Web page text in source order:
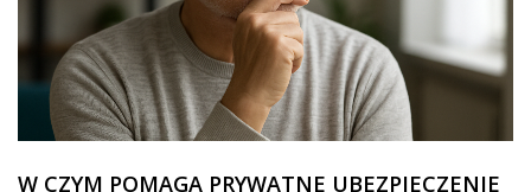
W CZYM POMAGA PRYWATNE UBEZPIECZENIE